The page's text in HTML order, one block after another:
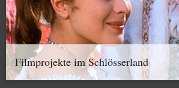
Filmprojekte im Schlösserland